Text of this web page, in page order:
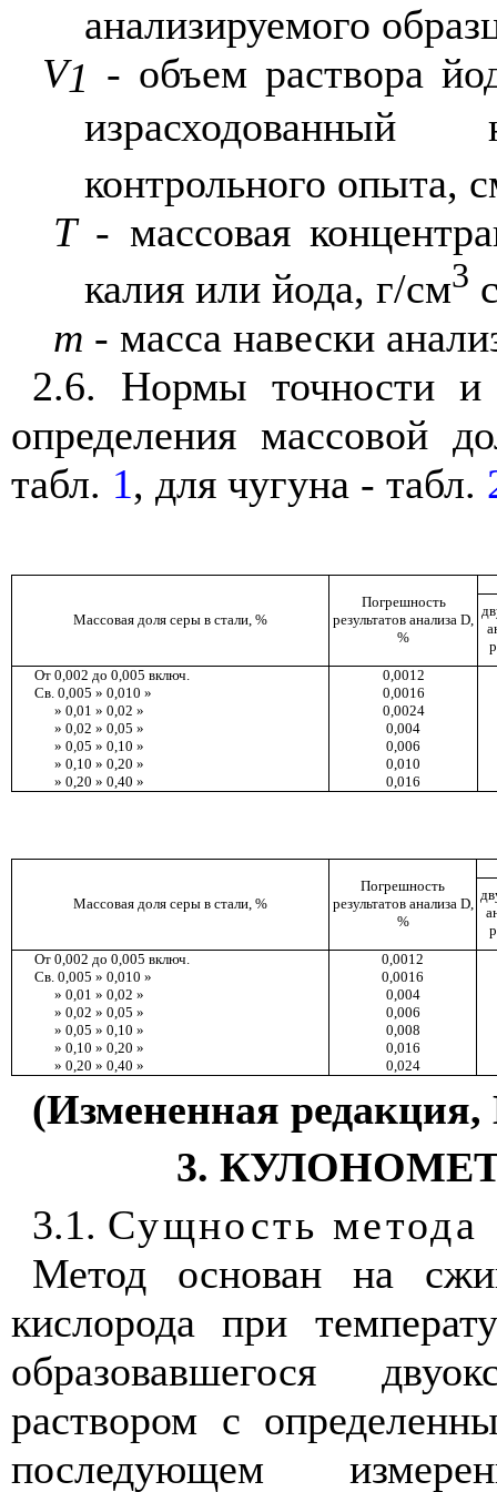
анализируемого
V1 - объем раствора
контрольного опыта,
Т- массовая
калия или йода, г/см3
m - масса навески
2.6. Нормы точности и
определения массовой
табл. 1, для чугуна - табл.
Массовая доля серы в стали, %
Погрешность
результатов анализа D
%
От 0,002 до 0,005 включ.
0,0012
Св. 0,005 » 0,010 »
0,0016
» 0,01 » 0,02 »
0,0024
» 0,02 » 0,05 »
0,004
» 0,05 » 0,10 »
0,006
» 0,10 » 0,20 »
0,010
» 0,20 » 0,40 »
0,016
Массовая доля серы в стали, %
Погрешность
результатов анализа D,
%
От 0,002 до 0,005 включ.
0,0012
Св. 0,005 » 0,010 »
0,0016
» 0,01 » 0,02 »
0,004
» 0,02 » 0,05 »
0,006
» 0,05 » 0,10 »
0,008
» 0,10 » 0,20 »
0,016
» 0,20 » 0,40 »
0,024
(Измененная
3.
3.1. Сущность метода
Метод основан на
кислорода при
образовавшегося
раствором с
последующем